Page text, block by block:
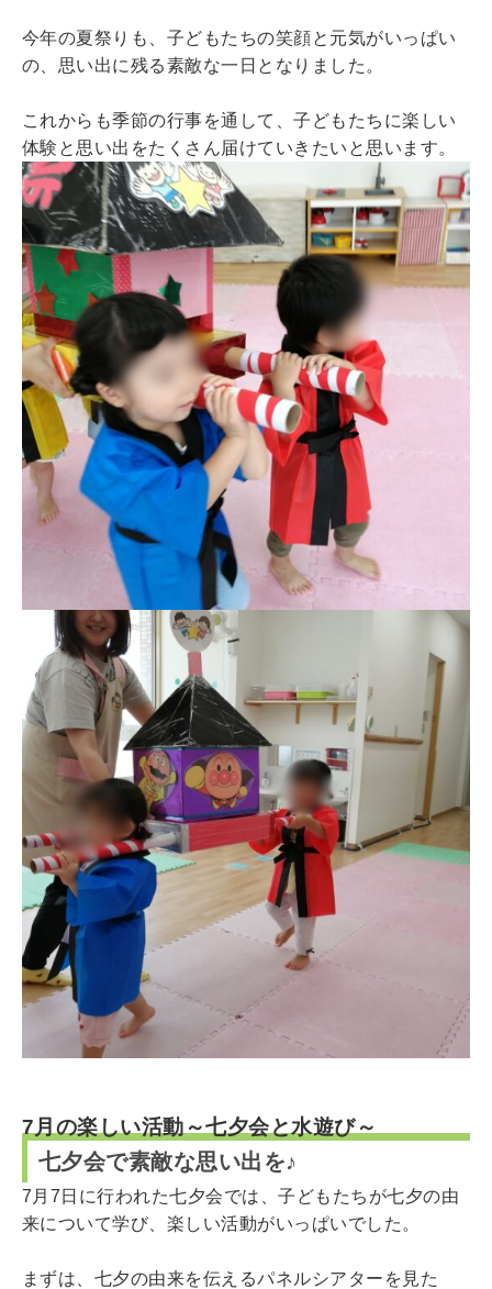
今年の夏祭りも、子どもたちの笑顔と元気がいっぱい
の、思い出に残る素敵な一日となりました。
これからも季節の行事を通して、子どもたちに楽しい
体験と思い出をたくさん届けていきたいと思います。
7月の楽しい活動～七夕会と水遊び～
七夕会で素敵な思い出を♪
7月7日に行われた七夕会では、子どもたちが七夕の由
来について学び、楽しい活動がいっぱいでした。
まずは、七夕の由来を伝えるパネルシアターを見た